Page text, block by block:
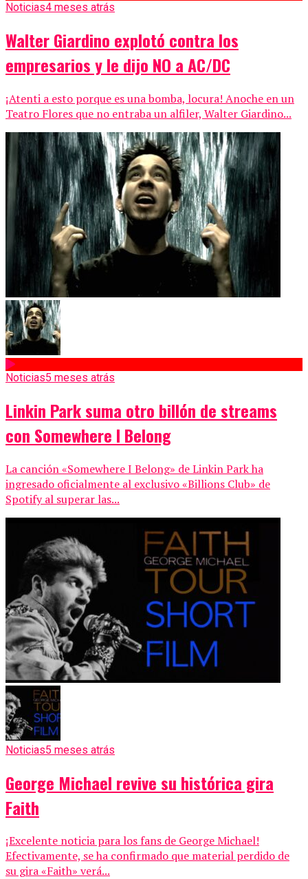
Noticias4 meses atrás
Walter Giardino explotó contra los
empresarios y le dijo NO a AC/DC
¡Atenti a esto porque es una bomba, locura! Anoche en un
Teatro Flores que no entraba un alfiler, Walter Giardino...
Noticias5 meses atrás
Linkin Park suma otro billón de streams
con Somewhere I Belong
La canción «Somewhere I Belong» de Linkin Park ha
ingresado oficialmente al exclusivo «Billions Club» de
Spotify al superar las...
Noticias5 meses atrás
George Michael revive su histórica gira
Faith
¡Excelente noticia para los fans de George Michael!
Efectivamente, se ha confirmado que material perdido de
su gira «Faith» verá...